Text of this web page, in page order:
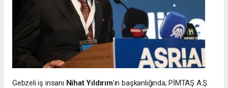
Gebzeli iş insanı Nihat Yıldırım’ın başkanlığında; PİMTAŞ A.Ş.